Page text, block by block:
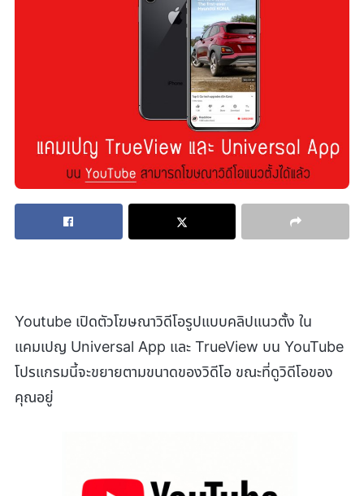
Youtube เปิดตัวโฆษณาวิดีโอรูปแบบคลิปแนวตั้ง ใน
แคมเปญ Universal App และ TrueView บน YouTube
โปรแกรมนี้จะขยายตามขนาดของวิดีโอ ขณะที่ดูวิดีโอของ
คุณอยู่